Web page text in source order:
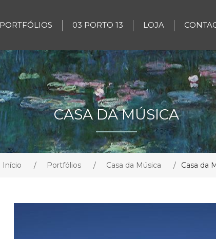
PORTFÓLIOS 03 PORTO 13 LOJA
Início / Portfólios / Casa da Música / Casa da
CASA DA MÚSICA